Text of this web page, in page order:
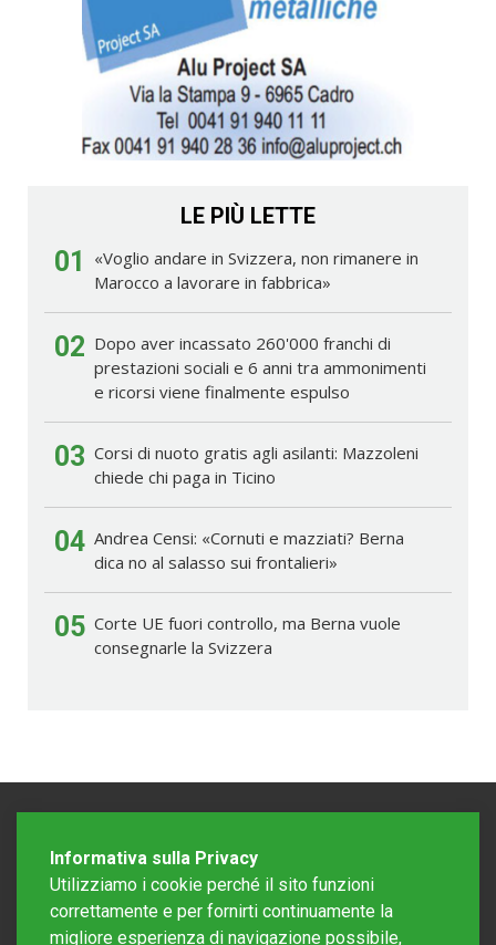
LE PIÙ LETTE
01
«Voglio andare in Svizzera, non rimanere in
Marocco a lavorare in fabbrica»
02 Dopo aver incassato 260'000 franchi di
prestazioni sociali e 6 anni tra ammonimenti
e ricorsi viene finalmente espulso
03 Corsi di nuoto gratis agli asilanti: Mazzoleni
chiede chi paga in Ticino
04 Andrea Censi: «Cornuti e mazziati? Berna
dica no al salasso sui frontalieri»
05 Corte UE fuori controllo, ma Berna vuole
consegnarle la Svizzera
Informativa sulla Privacy
Utilizziamo i cookie perché il sito funzioni
correttamente e per fornirti continuamente la
migliore esperienza di navigazione possibile,